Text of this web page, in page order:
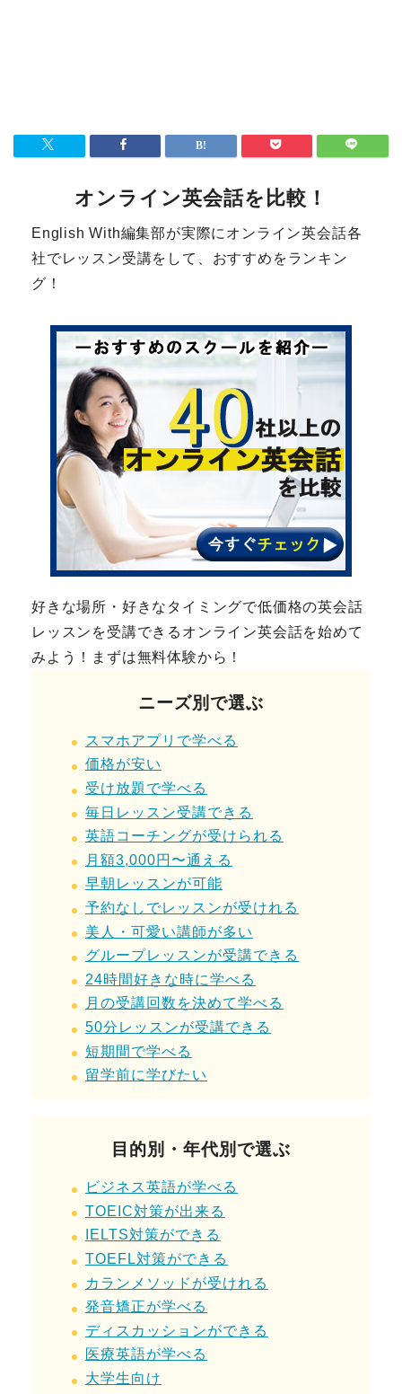
オンライン英会話を比較！
English With編集部が実際にオンライン英会話各
社でレッスン受講をして、おすすめをランキン
グ！
好きな場所・好きなタイミングで低価格の英会話
レッスンを受講できるオンライン英会話を始めて
みよう！まずは無料体験から！
ニーズ別で選ぶ
スマホアプリで学べる
価格が安い
受け放題で学べる
毎日レッスン受講できる
英語コーチングが受けられる
月額3,000円〜通える
早朝レッスンが可能
予約なしでレッスンが受けれる
美人・可愛い講師が多い
グループレッスンが受講できる
24時間好きな時に学べる
月の受講回数を決めて学べる
50分レッスンが受講できる
短期間で学べる
留学前に学びたい
目的別・年代別で選ぶ
ビジネス英語が学べる
TOEIC対策が出来る
IELTS対策ができる
TOEFL対策ができる
カランメソッドが受けれる
発音矯正が学べる
ディスカッションができる
医療英語が学べる
大学生向け